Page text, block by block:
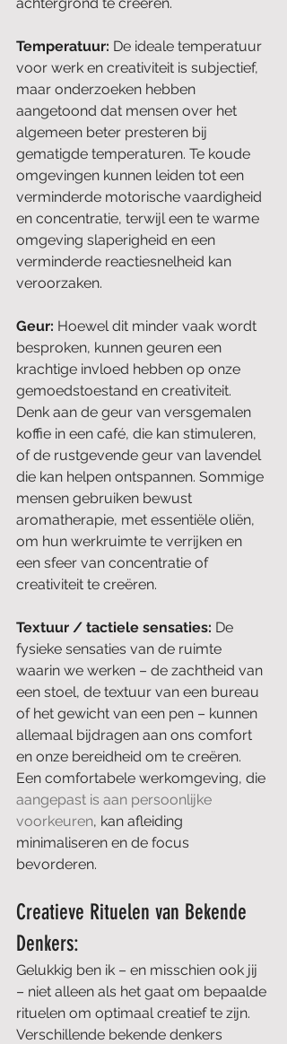
Temperatuur: De ideale temperatuur
voor werk en creativiteit is subjectief,
maar onderzoeken hebben
aangetoond dat mensen over het
algemeen beter presteren bij
gematigde temperaturen. Te koude
omgevingen kunnen leiden tot een
verminderde motorische vaardigheid
en concentratie, terwijl een te warme
omgeving slaperigheid en een
verminderde reactiesnelheid kan
veroorzaken.
Geur: Hoewel dit minder vaak wordt
besproken, kunnen geuren een
krachtige invloed hebben op onze
gemoedstoestand en creativiteit.
Denk aan de geur van versgemalen
koffie in een café, die kan stimuleren,
of de rustgevende geur van lavendel
die kan helpen ontspannen. Sommige
mensen gebruiken bewust
aromatherapie, met essentiële oliën,
om hun werkruimte te verrijken en
een sfeer van concentratie of
creativiteit te creëren.
Textuur / tactiele sensaties: De
fysieke sensaties van de ruimte
waarin we werken – de zachtheid van
een stoel, de textuur van een bureau
of het gewicht van een pen – kunnen
allemaal bijdragen aan ons comfort
en onze bereidheid om te creëren.
Een comfortabele werkomgeving, die
aangepast is aan persoonlijke
voorkeuren, kan afleiding
minimaliseren en de focus
bevorderen.
Creatieve Rituelen van Bekende
Denkers:
Gelukkig ben ik – en misschien ook jij
– niet alleen als het gaat om bepaalde
rituelen om optimaal creatief te zijn.
Verschillende bekende denkers